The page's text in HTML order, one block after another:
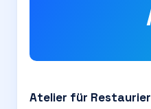
Atelier für